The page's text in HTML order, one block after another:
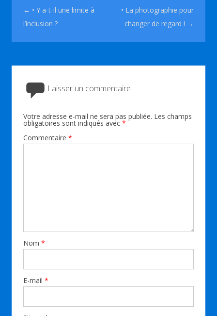
Navigation des articles
← • Y a-t-il une limite à
l’inclusion ?
• La photographie pour
changer de regard ! →
Laisser un commentaire
Votre adresse e-mail ne sera pas publiée. Les champs
obligatoires sont indiqués avec *
Commentaire *
Nom *
E-mail *